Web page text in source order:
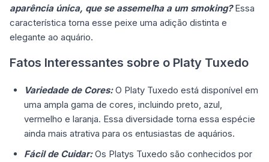
aparência única, que se assemelha a um smoking?Essa
característica torna esse peixe uma adição distinta e
elegante ao aquário.
Fatos Interessantes sobre o Platy Tuxedo
Variedade de Cores:O Platy Tuxedo está disponível em
uma ampla gama de cores, incluindo preto, azul,
vermelho e laranja. Essa diversidade torna essa espécie
ainda mais atrativa para os entusiastas de aquários.
Fácil de Cuidar:Os Platys Tuxedo são conhecidos por